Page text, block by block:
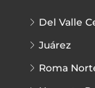
Del Valle
Juárez
Roma